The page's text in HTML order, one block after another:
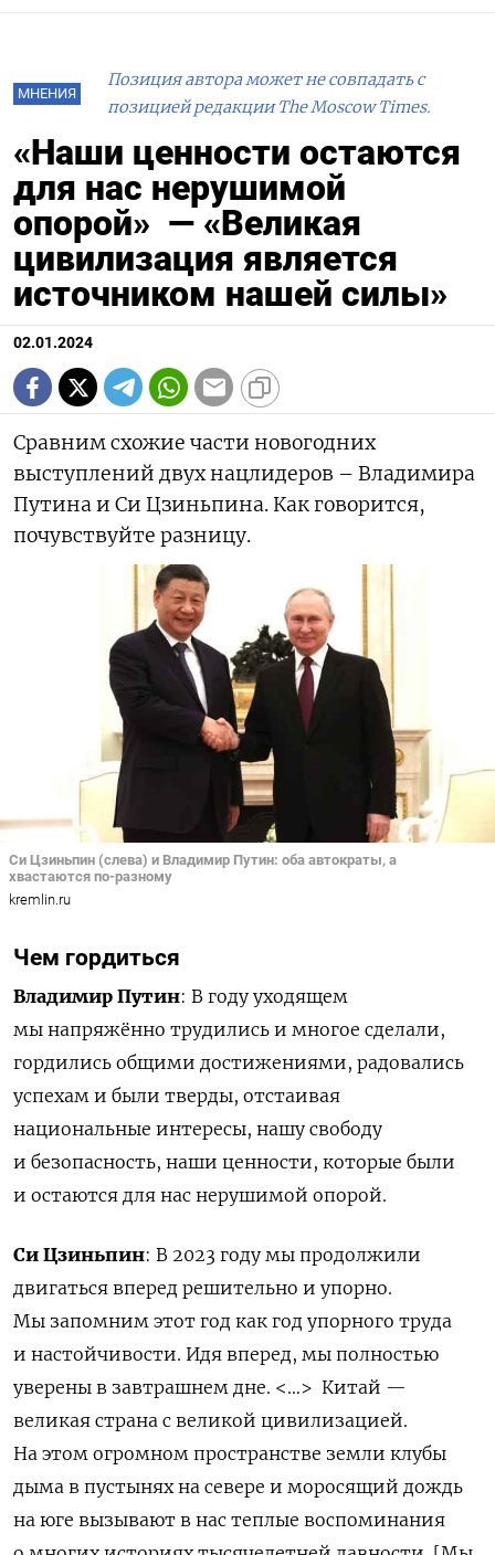
МНЕНИЯ
Позиция автора может не совпадать с
позицией редакции The Moscow Times.
«Наши ценности остаются
для нас нерушимой
опорой» — «Великая
цивилизация является
источником нашей силы»
02.01.2024
Сравним схожие части новогодних
выступлений двух нацлидеров – Владимира
Путина и Си Цзиньпина. Как говорится,
почувствуйте разницу.
Си Цзиньпин (слева) и Владимир Путин: оба автократы, а
хвастаются по-разному
kremlin.ru
Чем гордиться
Владимир Путин: В году уходящем
мы напряжённо трудились и многое сделали,
гордились общими достижениями, радовались
успехам и были тверды, отстаивая
национальные интересы, нашу свободу
и безопасность, наши ценности, которые были
и остаются для нас нерушимой опорой.
Си Цзиньпин: В 2023 году мы продолжили
двигаться вперед решительно и упорно.
Мы запомним этот год как год упорного труда
и настойчивости. Идя вперед, мы полностью
уверены в завтрашнем дне. <…> Китай —
великая страна с великой цивилизацией.
На этом огромном пространстве земли клубы
дыма в пустынях на севере и моросящий дождь
на юге вызывают в нас теплые воспоминания